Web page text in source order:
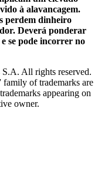
à alavancagem.
perdem dinheiro
Deverá ponderar
se pode incorrer no
All rights reserved.
of trademarks are
appearing on
owner.